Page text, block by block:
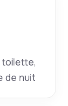
toilette,
de nuit